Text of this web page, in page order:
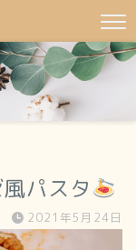
パスタ
2021年5月24日